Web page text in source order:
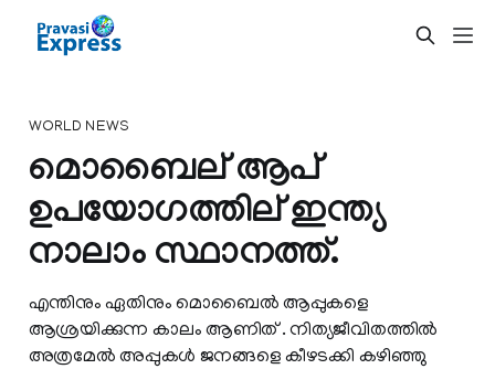
WORLD NEWS
മൊബൈല് ആപ്
ഉപയോഗത്തില് ഇന്ത്യ
നാലാം സ്ഥാനത്ത്.
എന്തിനും ഏതിനും മൊബൈല്‍ ആപ്പുകളെ
ആശ്രയിക്കുന്ന കാലം ആണിത് . നിത്യജീവിതത്തില്‍
അത്രമേല്‍ അപ്പുകള്‍ ജനങ്ങളെ കീഴടക്കി കഴിഞ്ഞു